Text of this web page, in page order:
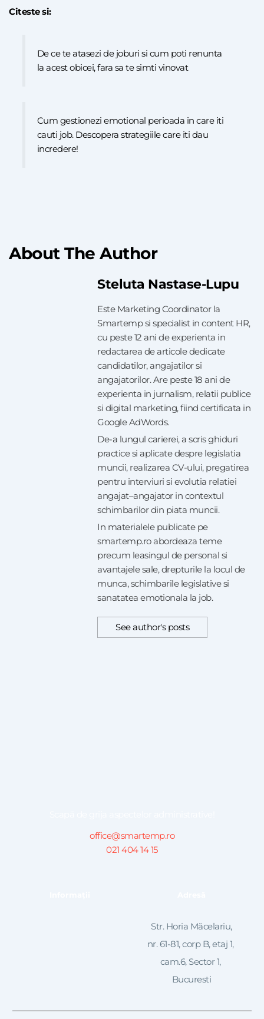
Citeste si:
De ce te atasezi de joburi si cum poti renunta
la acest obicei, fara sa te simti vinovat
Cum gestionezi emotional perioada in care iti
cauti job. Descopera strategiile care iti dau
incredere!
About The Author
Steluta Nastase-Lupu
Este Marketing Coordinator la
Smartemp si specialist in content HR,
cu peste 12 ani de experienta in
redactarea de articole dedicate
candidatilor, angajatilor si
angajatorilor. Are peste 18 ani de
experienta in jurnalism, relatii publice
si digital marketing, fiind certificata in
Google AdWords.
De-a lungul carierei, a scris ghiduri
practice si aplicate despre legislatia
muncii, realizarea CV-ului, pregatirea
pentru interviuri si evolutia relatiei
angajat–angajator in contextul
schimbarilor din piata muncii.
In materialele publicate pe
smartemp.ro abordeaza teme
precum leasingul de personal si
avantajele sale, drepturile la locul de
munca, schimbarile legislative si
sanatatea emotionala la job.
See author's posts
office@smartemp.ro
021 404 14 15
Str. Horia Măcelariu,
nr. 61-81, corp B, etaj 1,
cam.6, Sector 1,
Bucuresti